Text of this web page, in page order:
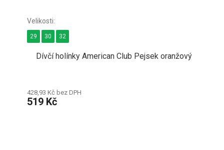
Dívčí holínky American Club Pejsek oranžový
428,93 Kč bez DPH
519 Kč
29 30 32